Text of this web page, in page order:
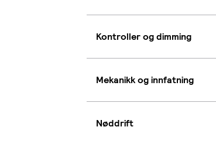
Kontroller og dimming
Mekanikk og innfatning
Nøddrift